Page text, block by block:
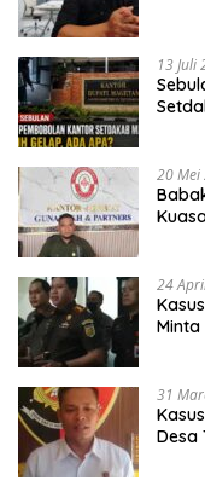
13 Juli
20 Mei
24
31
Desa